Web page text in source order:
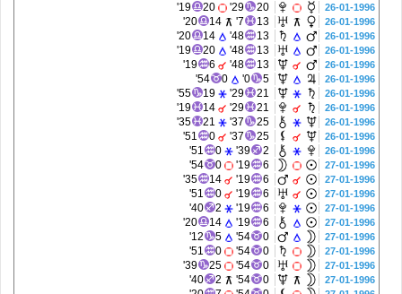
26-01-1996
20
29'
20
19'
26-01-1996
13
7'
14
20'
26-01-1996
13
48'
14
20'
26-01-1996
13
48'
20
19'
26-01-1996
13
48'
6
19'
26-01-1996
5
0'
0
54'
26-01-1996
21
29'
19
55'
26-01-1996
21
29'
14
19'
26-01-1996
25
37'
21
35'
26-01-1996
25
37'
0
51'
26-01-1996
2
39'
0
51'
27-01-1996
6
19'
0
54'
27-01-1996
6
19'
14
35'
27-01-1996
6
19'
0
51'
27-01-1996
6
19'
2
40'
27-01-1996
6
19'
14
20'
27-01-1996
0
54'
5
12'
27-01-1996
0
54'
0
51'
27-01-1996
0
54'
25
39'
27-01-1996
0
54'
2
40'